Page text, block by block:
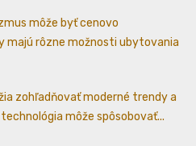
môže byť cenovo
majú rôzne možnosti ubytovania
zohľadňovať moderné trendy a
môže spôsobovať...